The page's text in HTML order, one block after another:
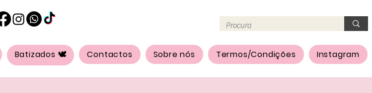
Batizados 🕊️ Contactos Sobre nós Termos/Condições Instagram